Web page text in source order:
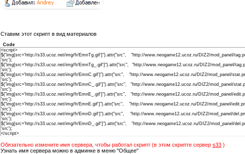
Ставим этот скрипт в вид материалов
Code
<script>
$("img[src='http://s33.ucoz.net/img/fr/EmnTg.gif']").attr("src", "http://www.neogame12.ucoz.ru/DIZ2/mod_panel/
'src');
$("img[src='http://s33.ucoz.net/img/fr/EmnTg_.gif']").attr("src", "http://www.neogame12.ucoz.ru/DIZ2/mod_panel/
'src');
$("img[src='http://s33.ucoz.net/img/fr/EmnC.gif']").attr("src", "http://www.neogame12.ucoz.ru/DIZ2/mod_panel/
'src');
$("img[src='http://s33.ucoz.net/img/fr/EmnC_.gif']").attr("src", "http://www.neogame12.ucoz.ru/DIZ2/mod_panel/
'src');
$("img[src='http://s33.ucoz.net/img/fr/EmnE_.gif']").attr("src", "http://www.neogame12.ucoz.ru/DIZ2/mod_panel/
'src');
$("img[src='http://s33.ucoz.net/img/fr/EmnE.gif']").attr("src", "http://www.neogame12.ucoz.ru/DIZ2/mod_panel/
'src');
$("img[src='http://s33.ucoz.net/img/fr/EmnD.gif']").attr("src", "http://www.neogame12.ucoz.ru/DIZ2/mod_panel/
'src');
$("img[src='http://s33.ucoz.net/img/fr/EmnD_.gif']").attr("src", "http://www.neogame12.ucoz.ru/DIZ2/mod_panel/
'src');
</script>
Обязательно измените имя сервера, чтобы работал скрипт (в этом скрипте серверs33 )
Узнать имя сервера можно в админке в меню "Общее"